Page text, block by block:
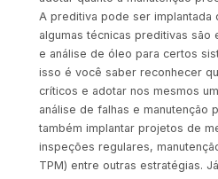
A preditiva pode ser implantada
algumas técnicas preditivas são
e análise de óleo para certos
isso é você saber reconhecer
críticos e adotar nos mesmos
análise de falhas e manutenção
também implantar projetos de
inspeções regulares,
TPM) entre outras estratégias.